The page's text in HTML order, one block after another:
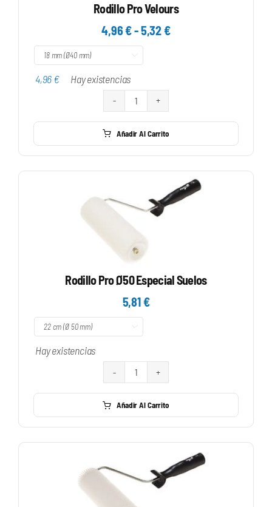
Rodillo Pro Velours
4,96€-5,32€Rango
4,96€ Hay existencias
Rodillo
Pro
Velours
Añadir Al Carrito
Rodillo Pro Ø50 Especial Suelos
5,81€
Hay existencias
Rodillo
Pro
Ø50
Especial
Suelos
Añadir Al Carrito